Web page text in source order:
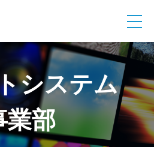
システム
業部